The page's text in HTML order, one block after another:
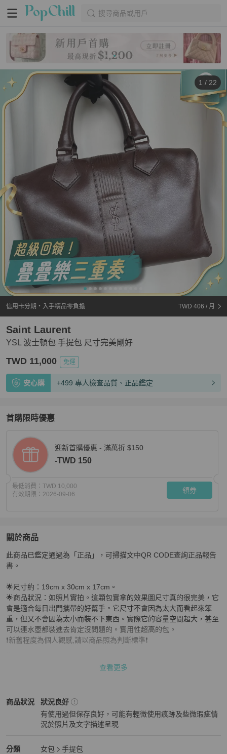
搜尋商品或用戶
1 / 22
信用卡分期・入手精品零負擔 TWD 406 / 月
YSL 波士頓包 手提包 尺寸完美剛好
Saint Laurent
TWD 11,000 免運
安心購 +499 專人檢查品質、正品鑑定
首購限時優惠
迎新首購優惠 - 滿萬折 $150
-TWD 150
最低消費： TWD 10,000
有效期限： 2026-09-06 領券
關於商品
關於YSL 波士頓包 手提包 尺寸完美剛好商品詳情與購買須知
此商品已鑑定通過為「正品」，可掃描文中QR CODE查詢正品報告
書。
🌟尺寸約：19cm x 30cm x 17cm。
🌟商品狀況：如照片實拍。這顆包實拿的效果圖尺寸真的很完美，它
會是適合每日出門攜帶的好幫手。它尺寸不會因為太大而看起來笨
重，但又不會因為太小而裝不下東西。實際它的容量空間超大，甚至
可以連水壺都裝進去肯定沒問題的。實用性超高的包。
❗️新舊程度為個人觀感,請以商品照為判斷標準❗️
使用聊聊私訊小編拍攝精品包況影片。🙇‍♂️
可使用平台的「安心購」，由平台第三方幫助您驗貨，您購的安心，
我賣的放心
⚠️售出不做退換謝謝您，還請知悉。
查看更多
商品狀況
Saint Laurent女包商品狀態與細節
狀況良好
有使用過但保存良好，可能有輕微使用痕跡及些微瑕疵情
況於照片及文字描述呈現
分類
Saint Laurent女包分類資訊
女包
手提包